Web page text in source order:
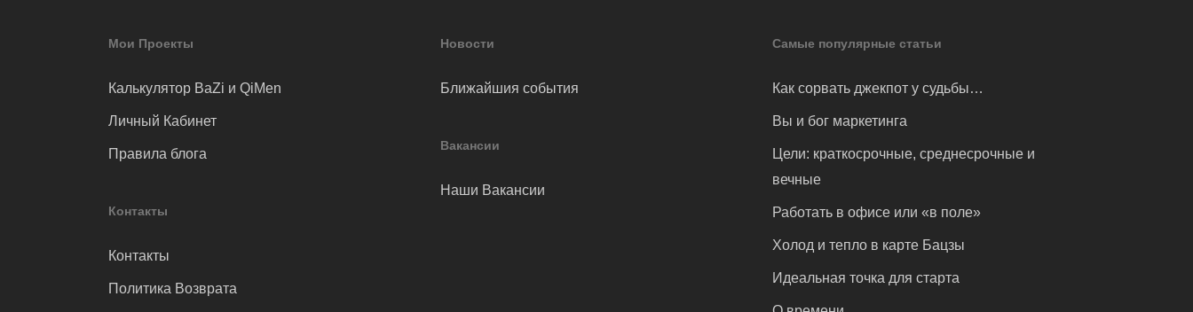
Мои Проекты
Калькулятор BaZi и QiMen
Личный Кабинет
Правила блога
Контакты
Контакты
Политика Возврата
Новости
Ближайшия события
Вакансии
Наши Вакансии
Самые популярные статьи
Как сорвать джекпот у судьбы…
Вы и бог маркетинга
Цели: краткосрочные, среднесрочные и
вечные
Работать в офисе или «в поле»
Холод и тепло в карте Бацзы
Идеальная точка для старта